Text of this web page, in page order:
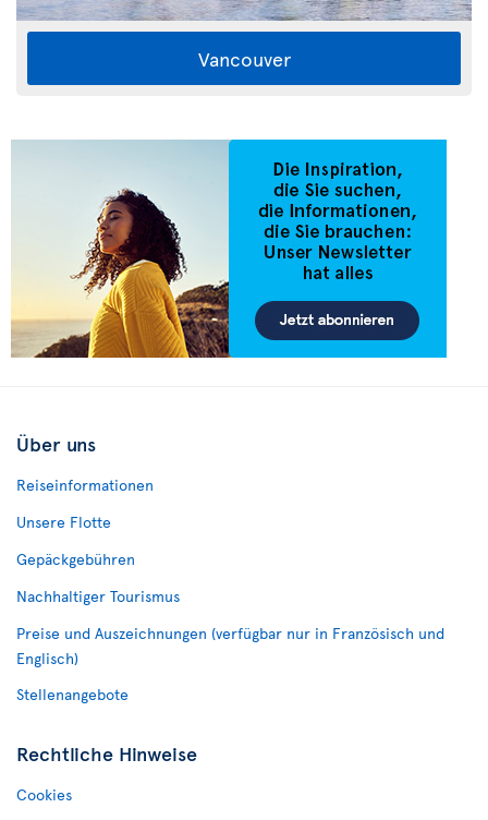
Vancouver
Über uns
Reiseinformationen
Unsere Flotte
Gepäckgebühren
Nachhaltiger Tourismus
Preise und Auszeichnungen (verfügbar nur in Französisch und
Englisch)
Stellenangebote
Rechtliche Hinweise
Cookies